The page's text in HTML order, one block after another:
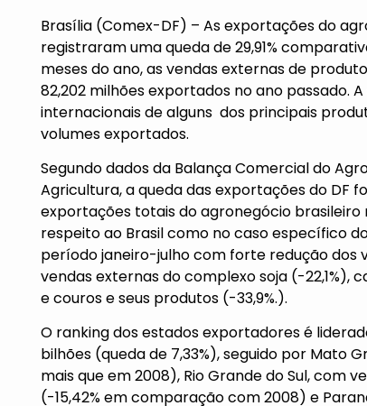
Brasília (Comex-DF) – As exportações do
registraram uma queda de 29,91%
meses do ano, as vendas externas de
82,202 milhões exportados no ano passado.
internacionais de alguns dos principais
volumes exportados.
Segundo dados da Balança Comercial do
Agricultura, a queda das exportações do DF
exportações totais do agronegócio brasileiro
respeito ao Brasil como no caso específico
período janeiro-julho com forte redução dos
vendas externas do complexo soja (-22,1%),
e couros e seus produtos (-33,9%.).
O ranking dos estados exportadores é
bilhões (queda de 7,33%), seguido por Mato
mais que em 2008), Rio Grande do Sul, com
(-15,42% em comparação com 2008) e